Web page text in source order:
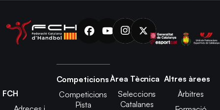
FCH
Competicions
Competicions
Pista
Àrea Tècnica
Seleccions
Catalanes
Altres àrees
Àrbitres